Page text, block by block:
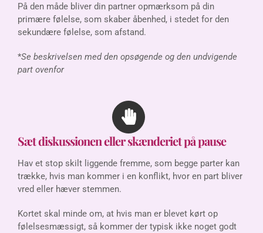
På den måde bliver din partner opmærksom på din
primære følelse, som skaber åbenhed, i stedet for den
sekundære følelse, som afstand.
*Se beskrivelsen med den opsøgende og den undvigende
part ovenfor
Sæt diskussionen eller skænderiet på pause
Hav et stop skilt liggende fremme, som begge parter kan
trække, hvis man kommer i en konflikt, hvor en part bliver
vred eller hæver stemmen.
Kortet skal minde om, at hvis man er blevet kørt op
følelsesmæssigt, så kommer der typisk ikke noget godt